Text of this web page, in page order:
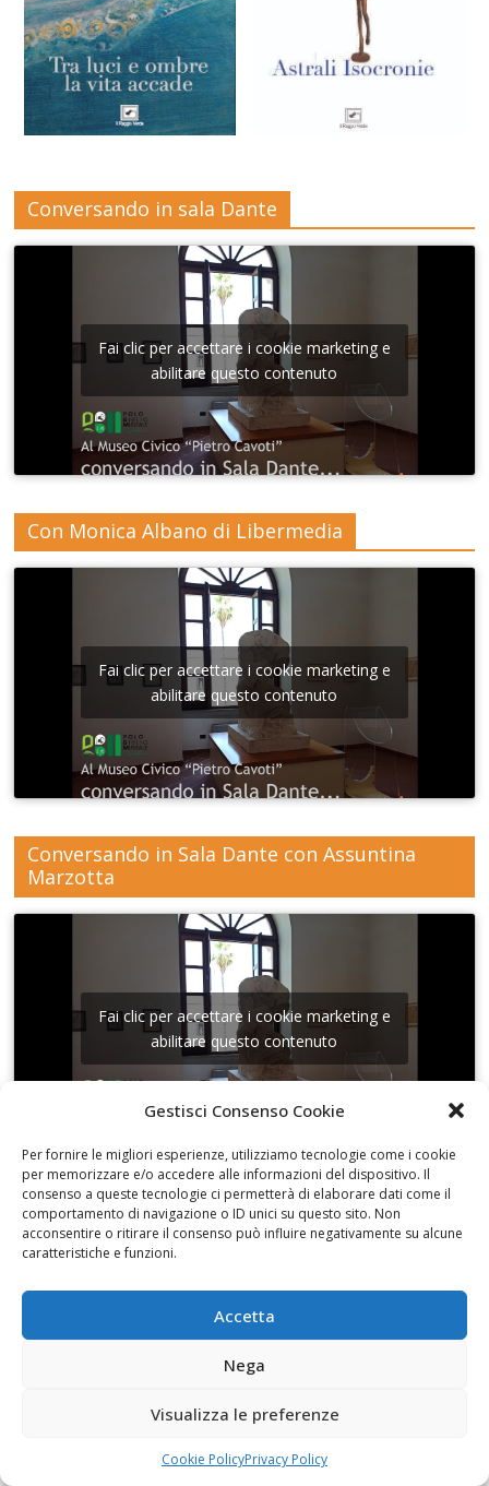
Gestisci Consenso Cookie
Per fornire le migliori esperienze, utilizziamo tecnologie come i cookie
per memorizzare e/o accedere alle informazioni del dispositivo. Il
consenso a queste tecnologie ci permetterà di elaborare dati come il
comportamento di navigazione o ID unici su questo sito. Non
acconsentire o ritirare il consenso può influire negativamente su alcune
caratteristiche e funzioni.
Accetta
Nega
Visualizza le preferenze
Cookie PolicyPrivacy Policy
Conversando in sala Dante
Fai clic per accettare i cookie marketing e
abilitare questo contenuto
Con Monica Albano di Libermedia
Fai clic per accettare i cookie marketing e
abilitare questo contenuto
Conversando in Sala Dante con Assuntina
Marzotta
Fai clic per accettare i cookie marketing e
abilitare questo contenuto
Pasca. Undici e non più undici
Fai clic per accettare i cookie marketing e
abilitare questo contenuto